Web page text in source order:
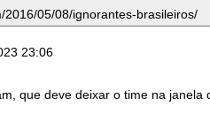
05/08/ignorantes-brasileiros/
23:06
que deve deixar o time na